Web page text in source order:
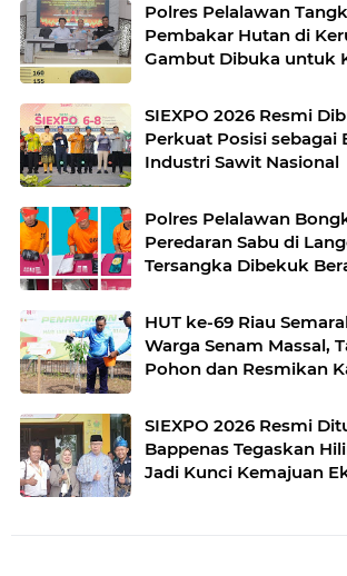
Polres Pelalawan
Pembakar Hutan di
Gambut Dibuka untuk
SIEXPO 2026 Resmi
Perkuat Posisi sebagai
Industri Sawit Nasional
Polres Pelalawan
Peredaran Sabu di
Tersangka Dibekuk
HUT ke-69 Riau
Warga Senam Massal,
Pohon dan Resmikan
SIEXPO 2026 Resmi
Bappenas Tegaskan
Jadi Kunci Kemajuan